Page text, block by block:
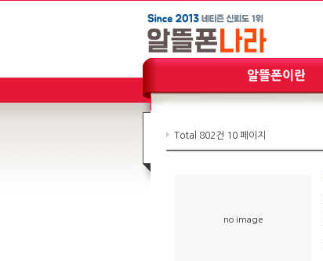
Total 802건 10 페이지
no image